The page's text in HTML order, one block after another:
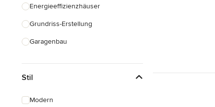
Energieeffizienzhäuser
Grundriss-Erstellung
Garagenbau
Baudenkmalpflege
Stil
Modern